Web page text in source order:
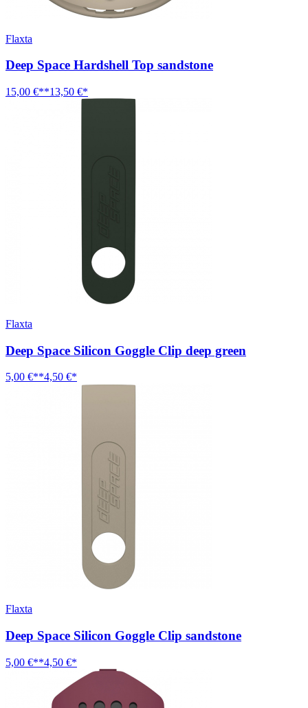
Flaxta
Deep Space Hardshell Top sandstone
15,00 €**13,50 €*
Flaxta
Deep Space Silicon Goggle Clip deep green
5,00 €**4,50 €*
Flaxta
Deep Space Silicon Goggle Clip sandstone
5,00 €**4,50 €*